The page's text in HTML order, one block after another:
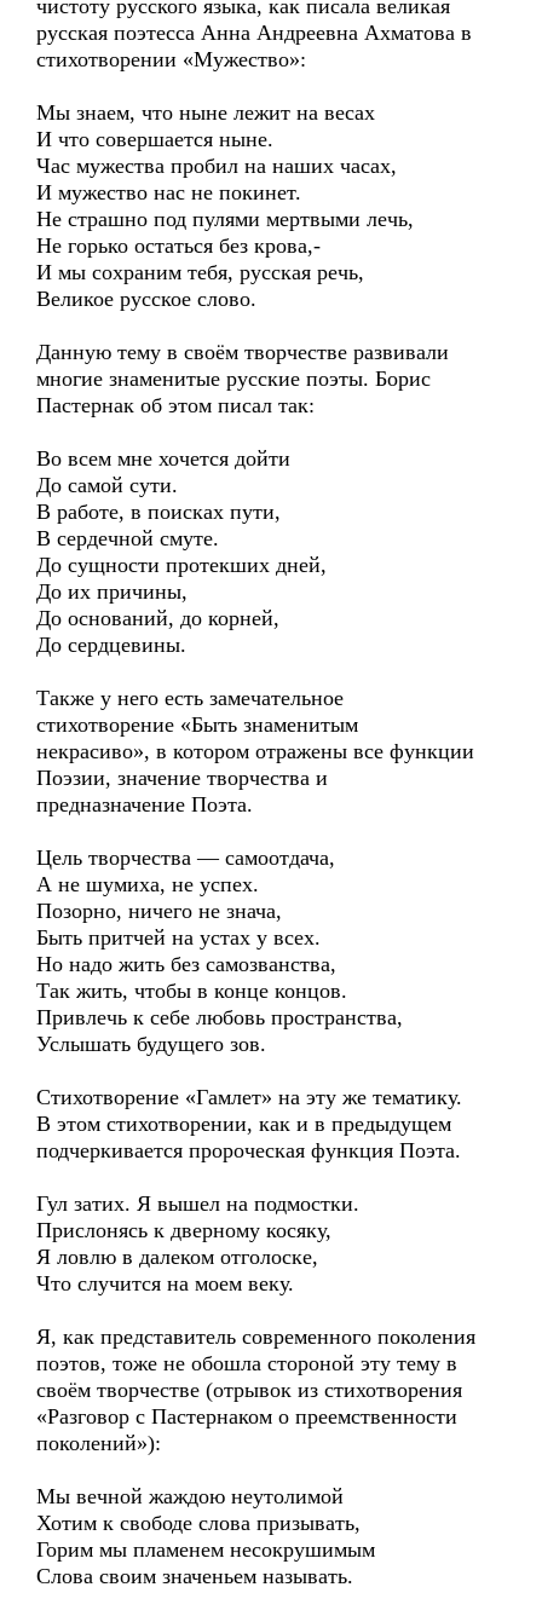
чистоту русского языка, как писала великая
русская поэтесса Анна Андреевна Ахматова в
стихотворении «Мужество»:
Мы знаем, что ныне лежит на весах
И что совершается ныне.
Час мужества пробил на наших часах,
И мужество нас не покинет.
Не страшно под пулями мертвыми лечь,
Не горько остаться без крова,-
И мы сохраним тебя, русская речь,
Великое русское слово.
Данную тему в своём творчестве развивали
многие знаменитые русские поэты. Борис
Пастернак об этом писал так:
Во всем мне хочется дойти
До самой сути.
В работе, в поисках пути,
В сердечной смуте.
До сущности протекших дней,
До их причины,
До оснований, до корней,
До сердцевины.
Также у него есть замечательное
стихотворение «Быть знаменитым
некрасиво», в котором отражены все функции
Поэзии, значение творчества и
предназначение Поэта.
Цель творчества — самоотдача,
А не шумиха, не успех.
Позорно, ничего не знача,
Быть притчей на устах у всех.
Но надо жить без самозванства,
Так жить, чтобы в конце концов.
Привлечь к себе любовь пространства,
Услышать будущего зов.
Стихотворение «Гамлет» на эту же тематику.
В этом стихотворении, как и в предыдущем
подчеркивается пророческая функция Поэта.
Гул затих. Я вышел на подмостки.
Прислонясь к дверному косяку,
Я ловлю в далеком отголоске,
Что случится на моем веку.
Я, как представитель современного поколения
поэтов, тоже не обошла стороной эту тему в
своём творчестве (отрывок из стихотворения
«Разговор с Пастернаком о преемственности
поколений»):
Мы вечной жаждою неутолимой
Хотим к свободе слова призывать,
Горим мы пламенем несокрушимым
Слова своим значеньем называть.